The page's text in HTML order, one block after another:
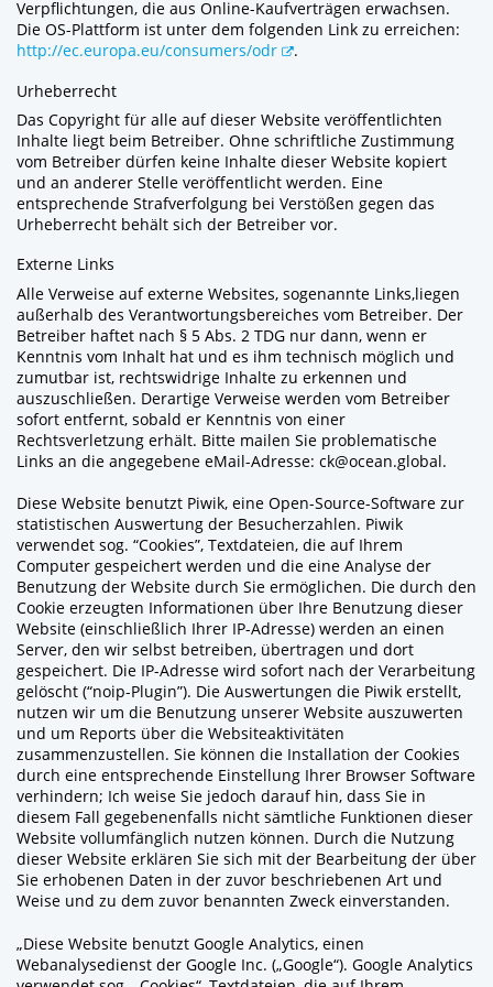
Verpflichtungen, die aus Online-Kaufverträgen erwachsen.
Die OS-Plattform ist unter dem folgenden Link zu erreichen:
http://ec.europa.eu/consumers/odr
.
Urheberrecht
Das Copyright für alle auf dieser Website veröffentlichten
Inhalte liegt beim Betreiber. Ohne schriftliche Zustimmung
vom Betreiber dürfen keine Inhalte dieser Website kopiert
und an anderer Stelle veröffentlicht werden. Eine
entsprechende Strafverfolgung bei Verstößen gegen das
Urheberrecht behält sich der Betreiber vor.
Externe Links
Alle Verweise auf externe Websites, sogenannte Links,liegen
außerhalb des Verantwortungsbereiches vom Betreiber. Der
Betreiber haftet nach § 5 Abs. 2 TDG nur dann, wenn er
Kenntnis vom Inhalt hat und es ihm technisch möglich und
zumutbar ist, rechtswidrige Inhalte zu erkennen und
auszuschließen. Derartige Verweise werden vom Betreiber
sofort entfernt, sobald er Kenntnis von einer
Rechtsverletzung erhält. Bitte mailen Sie problematische
Links an die angegebene eMail-Adresse: ck@ocean.global.
Diese Website benutzt Piwik, eine Open-Source-Software zur
statistischen Auswertung der Besucherzahlen. Piwik
verwendet sog. “Cookies”, Textdateien, die auf Ihrem
Computer gespeichert werden und die eine Analyse der
Benutzung der Website durch Sie ermöglichen. Die durch den
Cookie erzeugten Informationen über Ihre Benutzung dieser
Website (einschließlich Ihrer IP-Adresse) werden an einen
Server, den wir selbst betreiben, übertragen und dort
gespeichert. Die IP-Adresse wird sofort nach der Verarbeitung
gelöscht (“noip-Plugin”). Die Auswertungen die Piwik erstellt,
nutzen wir um die Benutzung unserer Website auszuwerten
und um Reports über die Websiteaktivitäten
zusammenzustellen. Sie können die Installation der Cookies
durch eine entsprechende Einstellung Ihrer Browser Software
verhindern; Ich weise Sie jedoch darauf hin, dass Sie in
diesem Fall gegebenenfalls nicht sämtliche Funktionen dieser
Website vollumfänglich nutzen können. Durch die Nutzung
dieser Website erklären Sie sich mit der Bearbeitung der über
Sie erhobenen Daten in der zuvor beschriebenen Art und
Weise und zu dem zuvor benannten Zweck einverstanden.
„Diese Website benutzt Google Analytics, einen
Webanalysedienst der Google Inc. („Google“). Google Analytics